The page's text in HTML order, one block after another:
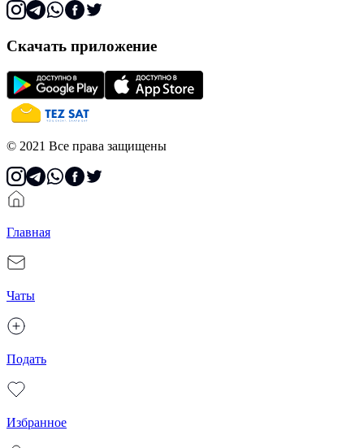
Скачать приложение
© 2021 Все права защищены
Главная
Чаты
Подать
Избранное